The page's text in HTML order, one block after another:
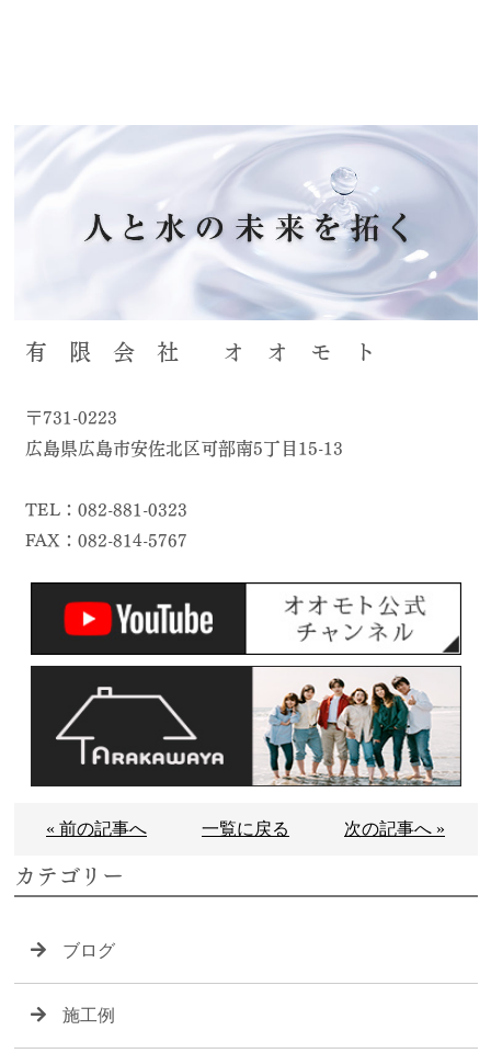
有 限 会 社 オ オ モ ト
〒731-0223
広島県広島市安佐北区可部南5丁目15-13
TEL：082-881-0323
FAX：082-814-5767
« 前の記事へ 一覧に戻る 次の記事へ »
カテゴリー
ブログ
施工例